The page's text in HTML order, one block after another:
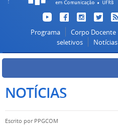
Programa Corpo Docente
seletivos
Notícias
NOTÍCIAS
Escrito por PPGCOM